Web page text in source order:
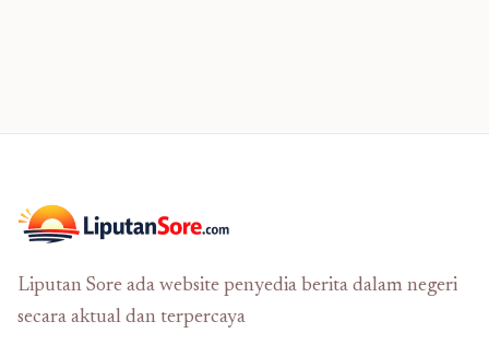
Liputan Sore ada website penyedia berita dalam negeri
secara aktual dan terpercaya